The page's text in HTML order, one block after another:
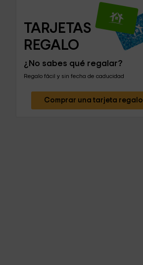
TARJETAS
REGALO
¿No sabes qué regalar?
Regalo fácil y sin fecha de caducidad
Comprar una tarjeta regalo